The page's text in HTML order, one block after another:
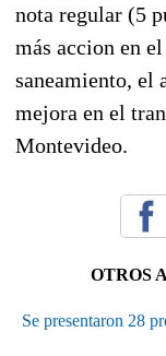
nota regular (5
más accion en
saneamiento, el
mejora en el
Montevideo.
OTROS
Se presentaron 28